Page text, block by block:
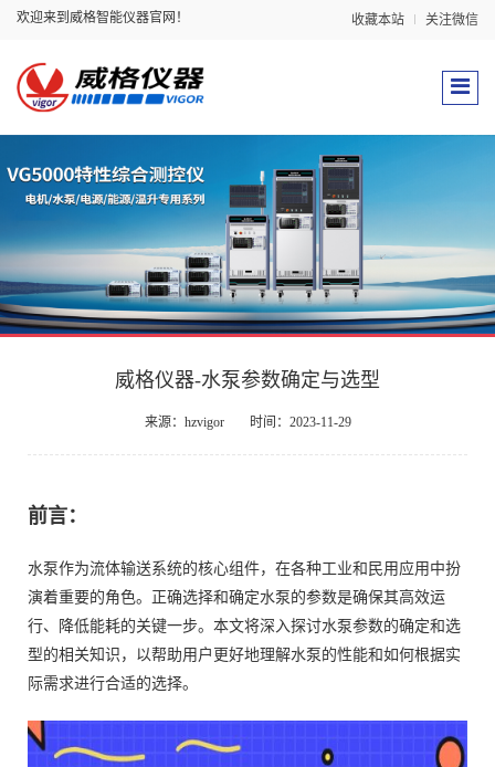
欢迎来到威格智能仪器官网！ 收藏本站 关注微信
威格仪器-水泵参数确定与选型
来源：hzvigor 时间：2023-11-29
前言：
水泵作为流体输送系统的核心组件，在各种工业和民用应用中扮
演着重要的角色。正确选择和确定水泵的参数是确保其高效运
行、降低能耗的关键一步。本文将深入探讨水泵参数的确定和选
型的相关知识，以帮助用户更好地理解水泵的性能和如何根据实
际需求进行合适的选择。